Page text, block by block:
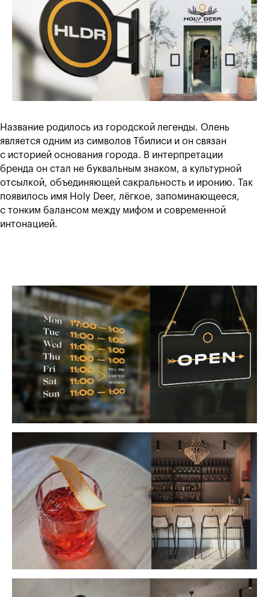
Название родилось из городской легенды. Олень
является одним из символов Тбилиси и он связан
с историей основания города. В интерпретации
бренда он стал не буквальным знаком, а культурной
отсылкой, объединяющей сакральность и иронию. Так
появилось имя Holy Deer, лёгкое, запоминающееся,
с тонким балансом между мифом и современной
интонацией.